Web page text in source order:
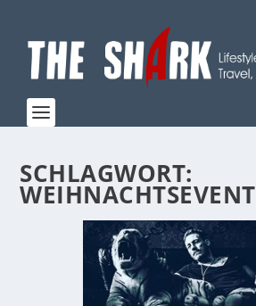
SCHLAGWORT:
WEIHNACHTSEVENT